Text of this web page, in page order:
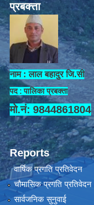
प्रबक्त्ता
नाम : लाल बहादुर जि.सी
पद : पालिका प्रबक्ता
मो.नं: 9844861804
Reports
वार्षिक प्रगति प्रतिवेदन
चौमासिक प्रगति प्रतिवेदन
सार्वजनिक सुनुवाई